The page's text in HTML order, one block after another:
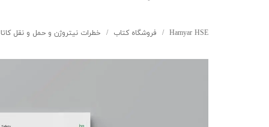
Hamyar HSE فروشگاه کتاب خطرات نیتروژن و حمل و نقل